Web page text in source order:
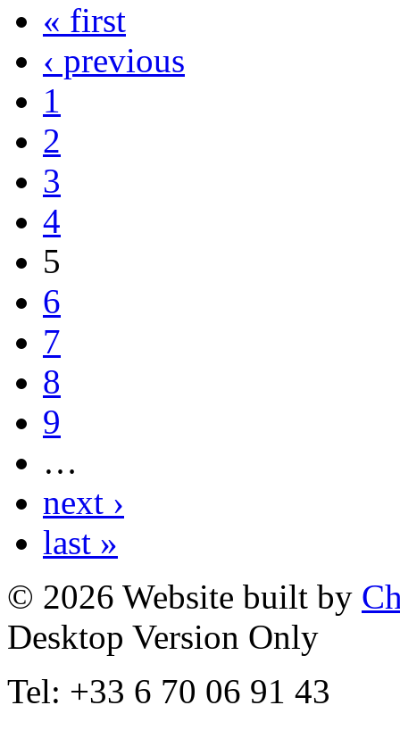
« first
‹ previous
1
2
3
4
5
6
7
8
9
…
next ›
last »
© 2026 Website built by
Desktop Version Only
Tel: +33 6 70 06 91 43